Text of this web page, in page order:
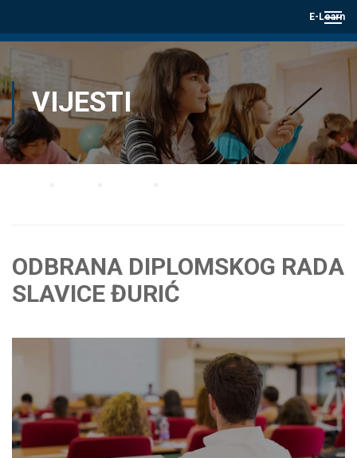
E-Learn
VIJESTI
ODBRANA DIPLOMSKOG RADA
SLAVICE ĐURIĆ